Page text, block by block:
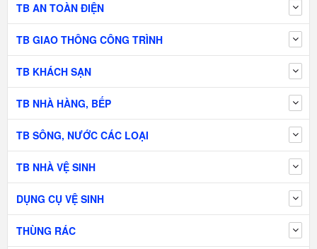
TB AN TOÀN ĐIỆN
TB GIAO THÔNG CÔNG TRÌNH
TB KHÁCH SẠN
TB NHÀ HÀNG, BẾP
TB SÔNG, NƯỚC CÁC LOẠI
TB NHÀ VỆ SINH
DỤNG CỤ VỆ SINH
THÙNG RÁC